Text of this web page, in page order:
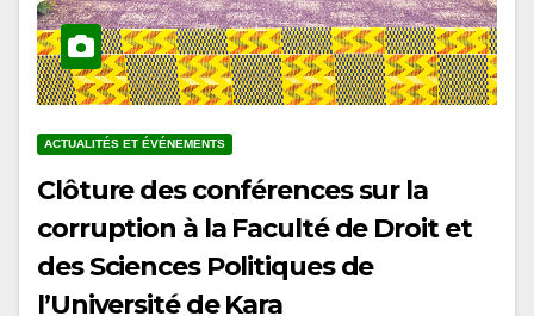
Clôture des conférences sur la
corruption à la Faculté de Droit et
des Sciences Politiques de
l’Université de Kara